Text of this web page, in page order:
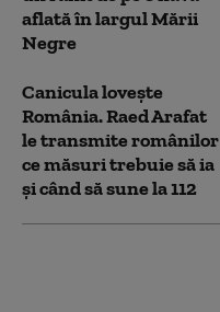
aflată în largul Mării
Negre
Canicula lovește
România. Raed Arafat
le transmite românilor
ce măsuri trebuie să ia
și când să sune la 112